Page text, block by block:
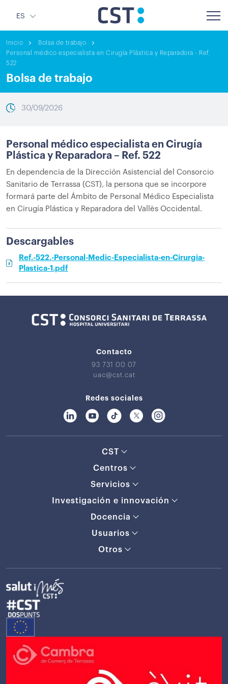
ES
Inicio
Bolsa de trabajo
Personal médico especialista en Cirugía Plástica y Reparadora - Ref.
522
Bolsa de trabajo
30/09/2026
Personal médico especialista en Cirugía
Plástica y Reparadora – Ref. 522
En dependencia de la Dirección Asistencial del Consorcio
Sanitario de Terrassa (CST), la persona que se incorpore
formará parte del Ámbito de Personal Médico Especialista
en Cirugía Plástica y Reparadora del Vallès Occidental.
Descargables
Ref.-522.-Personal-Medic-Especialista-en-Cirurgia-
Plastica-1.pdf
Contacto
93 731 00 07
uac@cst.cat
Redes sociales
CST
Centros
Servicios
Investigación e innovación
Docencia
Usuarios
Otros